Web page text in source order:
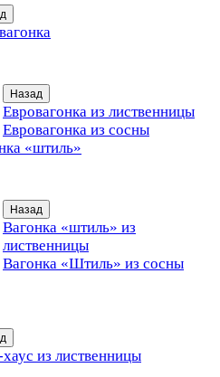
Назад
Евровагонка из лиственницы
Евровагонка из сосны
«штиль»
Назад
Вагонка «штиль» из
лиственницы
Вагонка «Штиль» из сосны
из лиственницы